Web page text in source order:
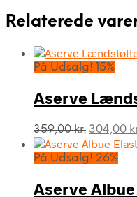
Relaterede
På Udsalg! 15%
Aserve
359,00kr. Den
pris
359,00
304,00
På Udsalg! 26%
Aserve